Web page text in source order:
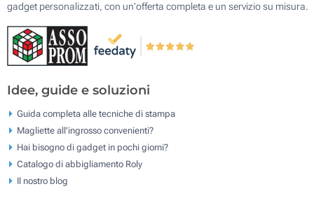
gadget personalizzati, con un'offerta completa e un servizio su misura.
Idee, guide e soluzioni
Guida completa alle tecniche di stampa
Magliette all'ingrosso convenienti?
Hai bisogno di gadget in pochi giorni?
Catalogo di abbigliamento Roly
Il nostro blog